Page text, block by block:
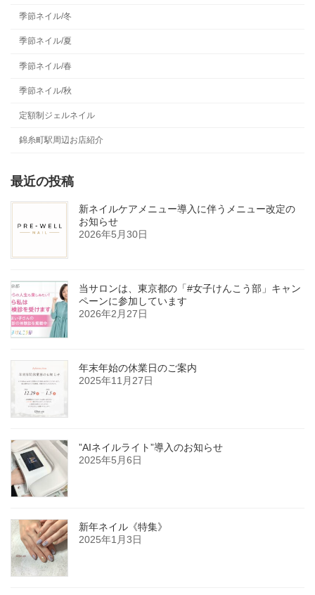
季節ネイル/冬
季節ネイル/夏
季節ネイル/春
季節ネイル/秋
定額制ジェルネイル
錦糸町駅周辺お店紹介
最近の投稿
新ネイルケアメニュー導入に伴うメニュー改定の
お知らせ
2026年5月30日
当サロンは、東京都の「#女子けんこう部」キャン
ペーンに参加しています
2026年2月27日
年末年始の休業日のご案内
2025年11月27日
”AIネイルライト”導入のお知らせ
2025年5月6日
新年ネイル《特集》
2025年1月3日